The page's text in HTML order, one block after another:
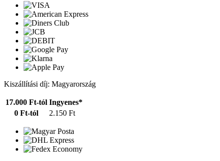
Kiszállítási díj: Magyarország
17.000 Ft-tól Ingyenes*
0 Ft-tól
2.150 Ft